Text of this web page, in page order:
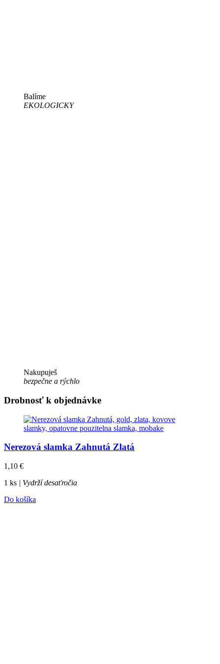
Balíme
EKOLOGICKY
Nakupuješ
bezpečne a rýchlo
Drobnosť k objednávke
Nerezová slamka Zahnutá Zlatá
1,10 €
1 ks | Vydrží desaťročia
Do košíka